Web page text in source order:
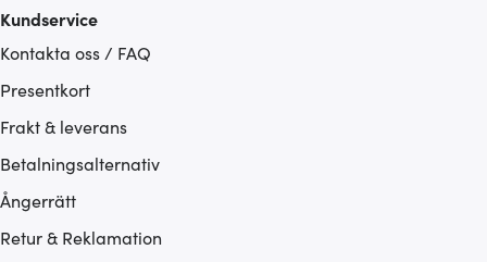
Kundservice
Kontakta oss / FAQ
Presentkort
Frakt & leverans
Betalningsalternativ
Ångerrätt
Retur & Reklamation